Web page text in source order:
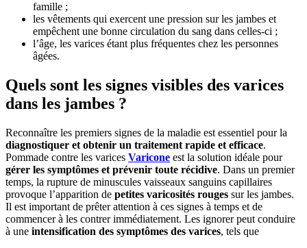
famille ;
les vêtements qui exercent une pression sur les jambes et
empêchent une bonne circulation du sang dans celles-ci ;
l’âge, les varices étant plus fréquentes chez les personnes
âgées.
Quels sont les signes visibles des varices
dans les jambes ?
Reconnaître les premiers signes de la maladie est essentiel pour la
diagnostiquer et obtenir un traitement rapide et efficace.
Pommade contre les varices Varicone est la solution idéale pour
gérer les symptômes et prévenir toute récidive. Dans un premier
temps, la rupture de minuscules vaisseaux sanguins capillaires
provoque l’apparition de petites varicosités rouges sur les jambes.
Il est important de prêter attention à ces signes à temps et de
commencer à les contrer immédiatement. Les ignorer peut conduire
à une intensification des symptômes des varices, tels que